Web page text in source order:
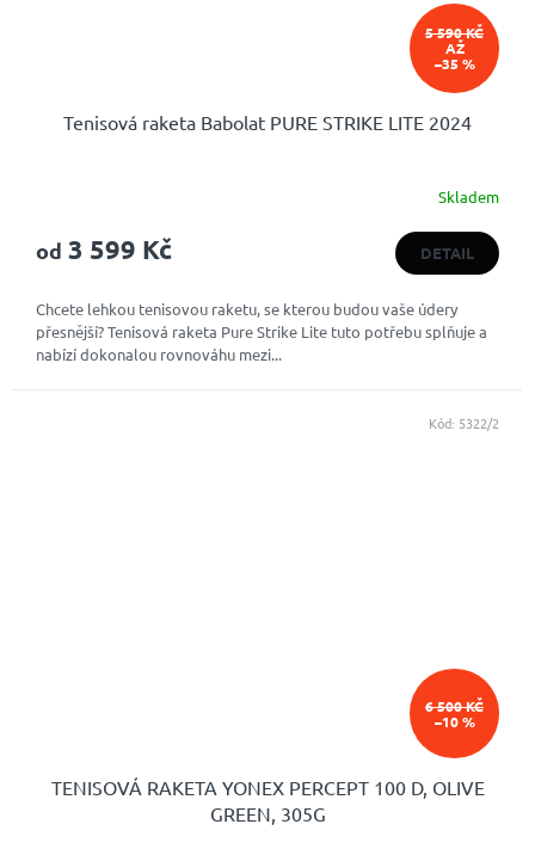
5 590 KČ
AŽ
–35 %
Tenisová raketa Babolat PURE STRIKE LITE 2024
produktu
z
5
hvězdiček.
Skladem
od 3 599 Kč DETAIL
Chcete lehkou tenisovou raketu, se kterou budou vaše údery
přesnější? Tenisová raketa Pure Strike Lite tuto potřebu splňuje a
nabízí dokonalou rovnováhu mezi...
6 500 KČ
–10 %
TENISOVÁ RAKETA YONEX PERCEPT 100 D, OLIVE
GREEN, 305G
Kód: 5322/2